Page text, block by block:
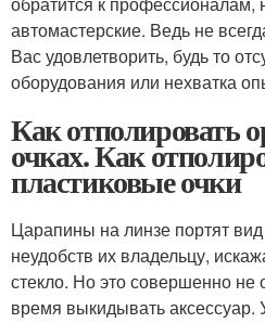
автомастерские. Ведь не
Вас удовлетворить, будь то
оборудования или нехватка
Как отполировать
очках. Как
пластиковые очки
Царапины на линзе портят
неудобств их владельцу,
стекло. Но это совершенно не
время выкидывать аксессуар.